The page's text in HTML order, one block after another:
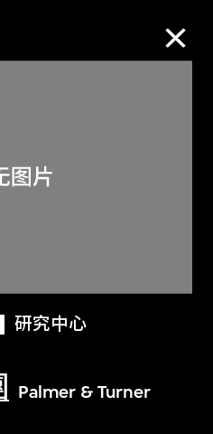
研究中心
Palmer & Turner
及二十一世纪视觉